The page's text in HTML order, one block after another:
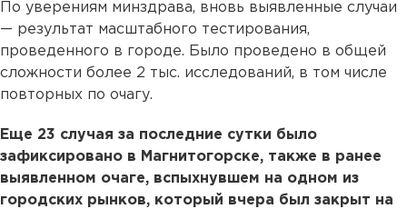
По уверениям минздрава, вновь выявленные случаи
— результат масштабного тестирования,
проведенного в городе. Было проведено в общей
сложности более 2 тыс. исследований, в том числе
повторных по очагу.
Еще 23 случая за последние сутки было
зафиксировано в Магнитогорске, также в ранее
выявленном очаге, вспыхнувшем на одном из
городских рынков, который вчера был закрыт на